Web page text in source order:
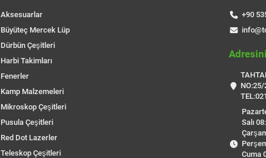
Aksesuarlar
Büyüteç Mercek Lüp
Dürbün Çeşitleri
Harbi Takimları
Fenerler
Kamp Malzemeleri
Mikroskop Çeşitleri
Pusula Çeşitleri
Red Dot Lazerler
Teleskop Çeşitleri
+90
Salı
Cuma